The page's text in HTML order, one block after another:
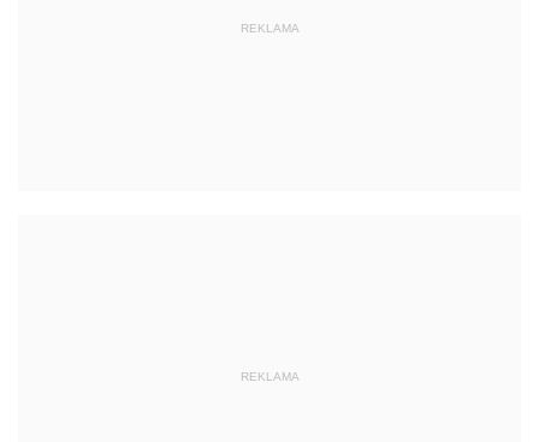
REKLAMA
REKLAMA